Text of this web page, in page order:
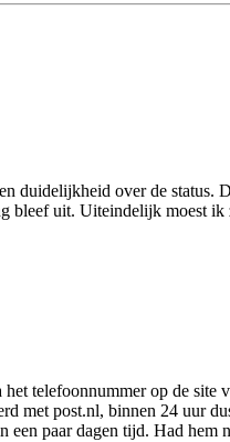
over de status.
uit. Uiteindelijk moest
telefoonnummer op de
met post.nl, binnen 24 uur
paar dagen tijd. Had hem